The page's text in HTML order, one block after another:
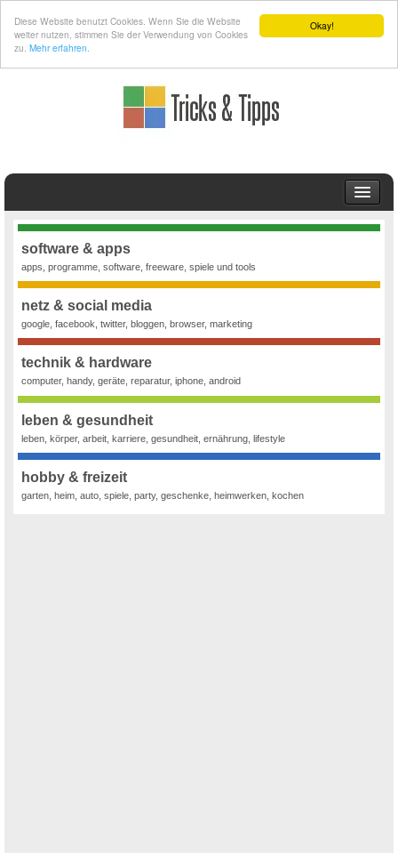
Okay!
Diese Website benutzt Cookies. Wenn Sie die Website
weiter nutzen, stimmen Sie der Verwendung von Cookies
zu. Mehr erfahren.
SCHULSTOFF
Mathematik
ARCHIV
software & apps
apps, programme, software, freeware, spiele und tools
netz & social media
google, facebook, twitter, bloggen, browser, marketing
technik & hardware
computer, handy, geräte, reparatur, iphone, android
leben & gesundheit
leben, körper, arbeit, karriere, gesundheit, ernährung, lifestyle
hobby & freizeit
garten, heim, auto, spiele, party, geschenke, heimwerken, kochen